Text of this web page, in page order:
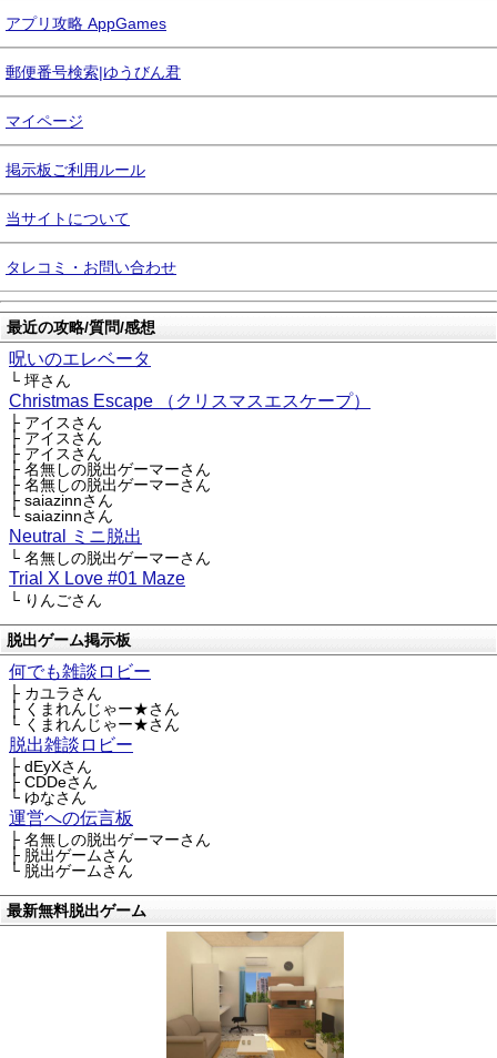
アプリ攻略 AppGames
郵便番号検索|ゆうびん君
マイページ
掲示板ご利用ルール
当サイトについて
タレコミ・お問い合わせ
最近の攻略/質問/感想
呪いのエレベータ
└ 坪さん
Christmas Escape （クリスマスエスケープ）
├ アイスさん
├ アイスさん
├ アイスさん
├ 名無しの脱出ゲーマーさん
├ 名無しの脱出ゲーマーさん
├ saiazinnさん
└ saiazinnさん
Neutral ミニ脱出
└ 名無しの脱出ゲーマーさん
Trial X Love #01 Maze
└ りんごさん
脱出ゲーム掲示板
何でも雑談ロビー
├ カユラさん
├ くまれんじゃー★さん
└ くまれんじゃー★さん
脱出雑談ロビー
├ dEyXさん
├ CDDeさん
└ ゆなさん
運営への伝言板
├ 名無しの脱出ゲーマーさん
├ 脱出ゲームさん
└ 脱出ゲームさん
最新無料脱出ゲーム